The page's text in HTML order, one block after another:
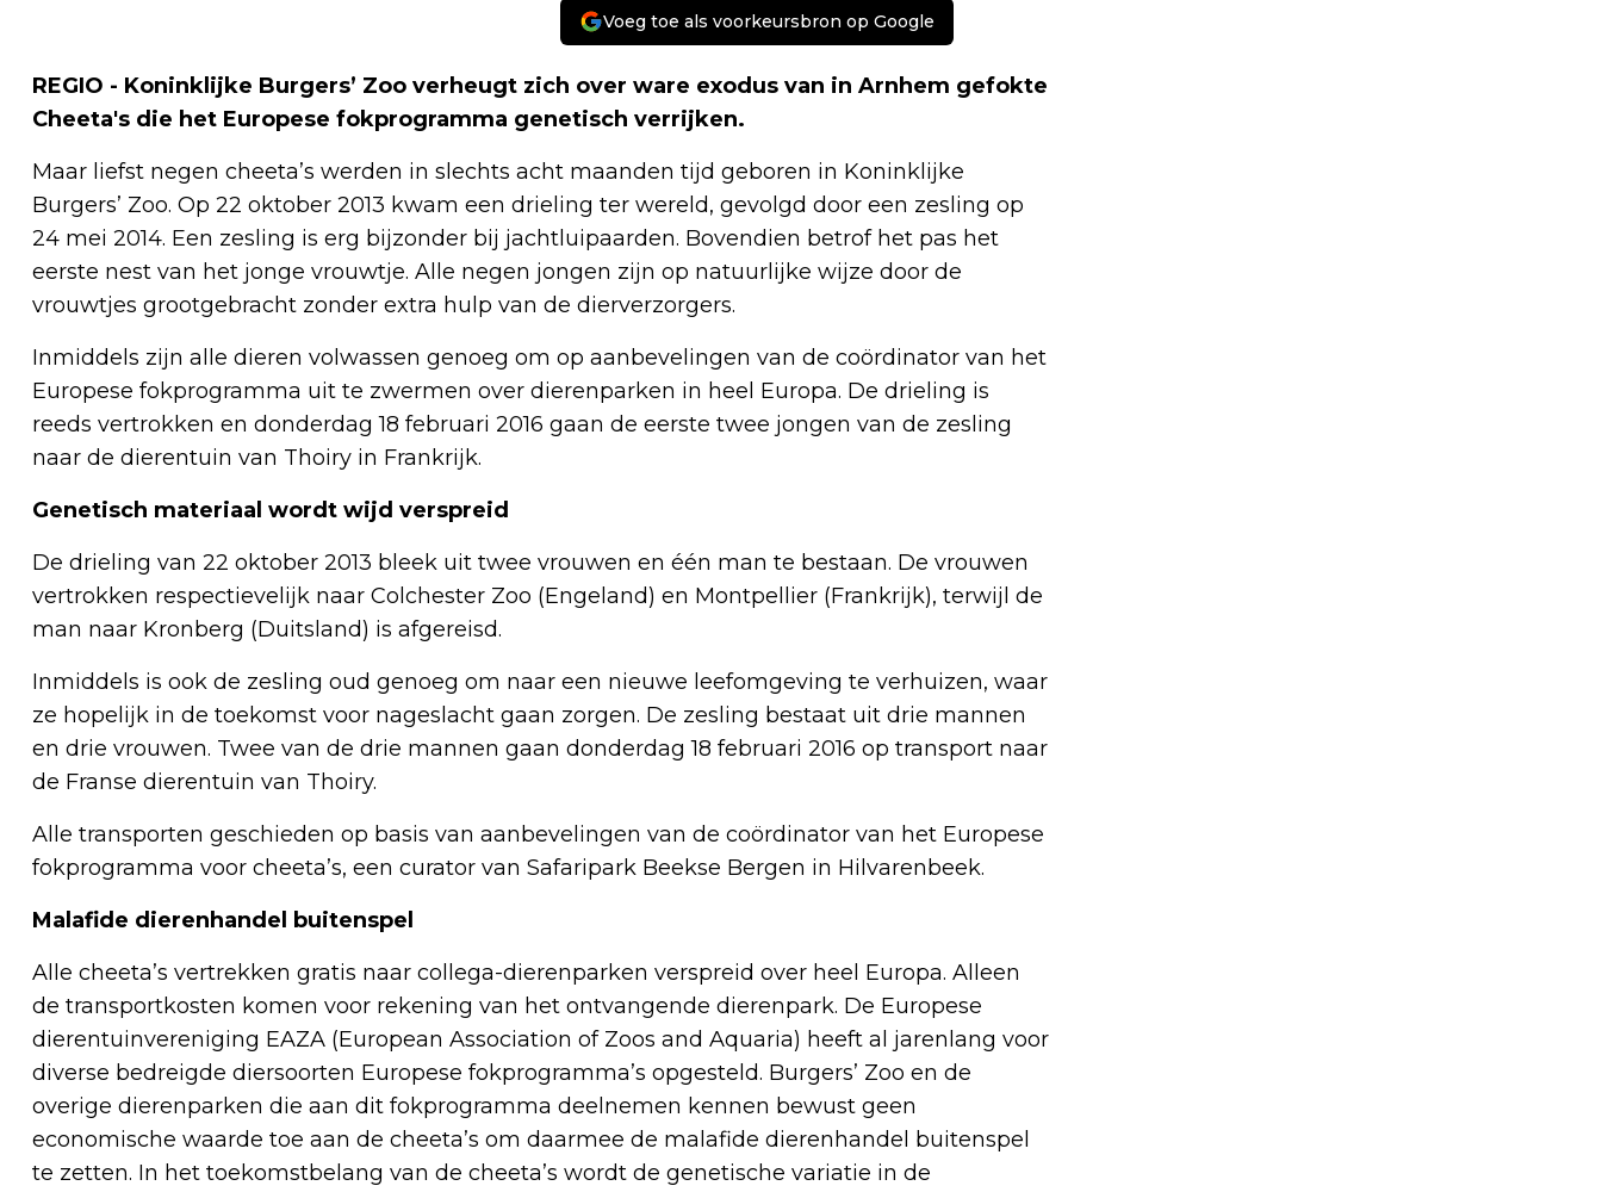
Voeg toe als voorkeursbron op Google
REGIO - Koninklijke Burgers’ Zoo verheugt zich over ware exodus van in Arnhem gefokte
Cheeta's die het Europese fokprogramma genetisch verrijken.
Maar liefst negen cheeta’s werden in slechts acht maanden tijd geboren in Koninklijke
Burgers’ Zoo. Op 22 oktober 2013 kwam een drieling ter wereld, gevolgd door een zesling op
24 mei 2014. Een zesling is erg bijzonder bij jachtluipaarden. Bovendien betrof het pas het
eerste nest van het jonge vrouwtje. Alle negen jongen zijn op natuurlijke wijze door de
vrouwtjes grootgebracht zonder extra hulp van de dierverzorgers.
Inmiddels zijn alle dieren volwassen genoeg om op aanbevelingen van de coördinator van het
Europese fokprogramma uit te zwermen over dierenparken in heel Europa. De drieling is
reeds vertrokken en donderdag 18 februari 2016 gaan de eerste twee jongen van de zesling
naar de dierentuin van Thoiry in Frankrijk.
Genetisch materiaal wordt wijd verspreid
De drieling van 22 oktober 2013 bleek uit twee vrouwen en één man te bestaan. De vrouwen
vertrokken respectievelijk naar Colchester Zoo (Engeland) en Montpellier (Frankrijk), terwijl de
man naar Kronberg (Duitsland) is afgereisd.
Inmiddels is ook de zesling oud genoeg om naar een nieuwe leefomgeving te verhuizen, waar
ze hopelijk in de toekomst voor nageslacht gaan zorgen. De zesling bestaat uit drie mannen
en drie vrouwen. Twee van de drie mannen gaan donderdag 18 februari 2016 op transport naar
de Franse dierentuin van Thoiry.
Alle transporten geschieden op basis van aanbevelingen van de coördinator van het Europese
fokprogramma voor cheeta’s, een curator van Safaripark Beekse Bergen in Hilvarenbeek.
Malafide dierenhandel buitenspel
Alle cheeta’s vertrekken gratis naar collega-dierenparken verspreid over heel Europa. Alleen
de transportkosten komen voor rekening van het ontvangende dierenpark. De Europese
dierentuinvereniging EAZA (European Association of Zoos and Aquaria) heeft al jarenlang voor
diverse bedreigde diersoorten Europese fokprogramma’s opgesteld. Burgers’ Zoo en de
overige dierenparken die aan dit fokprogramma deelnemen kennen bewust geen
economische waarde toe aan de cheeta’s om daarmee de malafide dierenhandel buitenspel
te zetten. In het toekomstbelang van de cheeta’s wordt de genetische variatie in de